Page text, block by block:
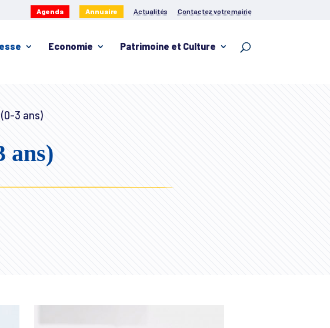
Agenda Annuaire Actualités Contactez votre mairie
Economie Patrimoine et Culture
3 ans)
ans)